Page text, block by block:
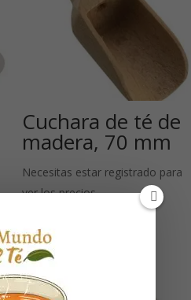
Cuchara de té de
madera, 70 mm
Necesitas estar registrado para
ver los precios